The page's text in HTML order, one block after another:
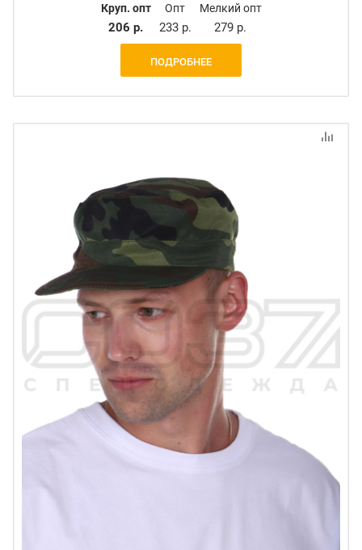
Круп. опт
206 р.
Опт
233 р.
Мелкий опт
279 р.
ПОДРОБНЕЕ